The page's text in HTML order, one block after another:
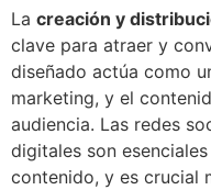
La creación y
clave para atraer y
diseñado actúa como
marketing, y el
audiencia. Las redes
digitales son
contenido, y es crucial